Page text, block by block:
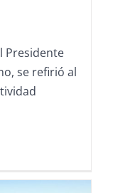
Presidente
se refirió al